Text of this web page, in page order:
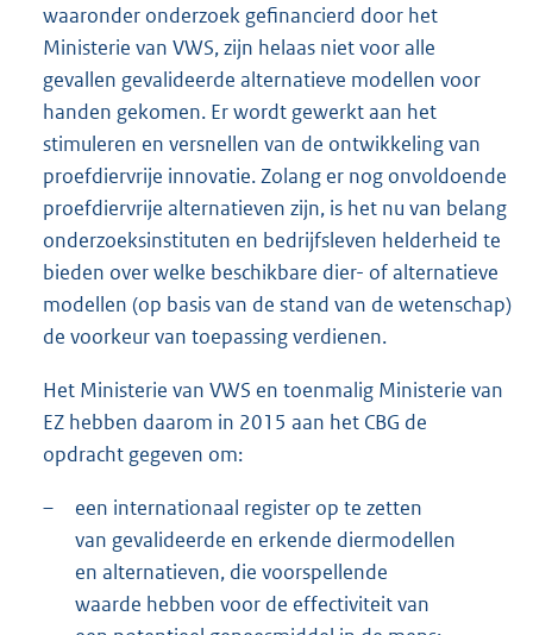
waaronder onderzoek gefinancierd door het
Ministerie van VWS, zijn helaas niet voor alle
gevallen gevalideerde alternatieve modellen voor
handen gekomen. Er wordt gewerkt aan het
stimuleren en versnellen van de ontwikkeling van
proefdiervrije innovatie. Zolang er nog onvoldoende
proefdiervrije alternatieven zijn, is het nu van belang
onderzoeksinstituten en bedrijfsleven helderheid te
bieden over welke beschikbare dier- of alternatieve
modellen (op basis van de stand van de wetenschap)
de voorkeur van toepassing verdienen.
Het Ministerie van VWS en toenmalig Ministerie van
EZ hebben daarom in 2015 aan het CBG de
opdracht gegeven om:
–
een internationaal register op te zetten
van gevalideerde en erkende diermodellen
en alternatieven, die voorspellende
waarde hebben voor de effectiviteit van